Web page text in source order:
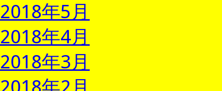
2018年5月
2018年4月
2018年3月